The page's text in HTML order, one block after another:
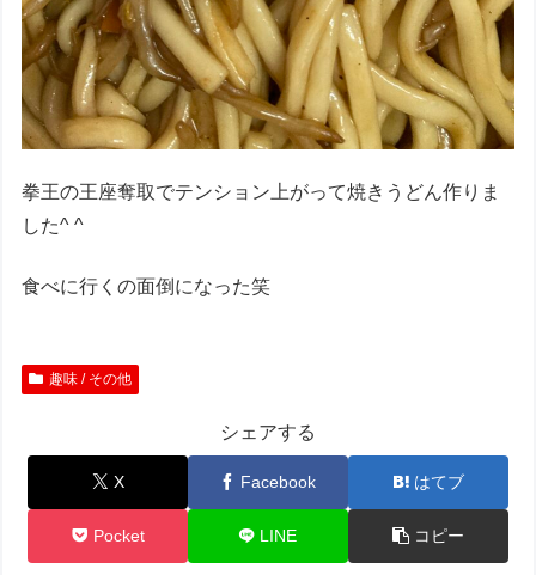
拳王の王座奪取でテンション上がって焼きうどん作りま
した^ ^
食べに行くの面倒になった笑
趣味 / その他
シェアする
X Facebook はてブ
Pocket LINE コピー